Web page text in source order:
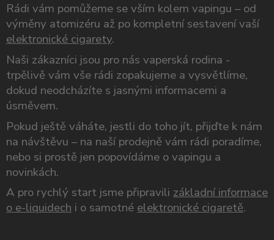
Rádi vám pomůžeme se vším kolem vapingu – od
výměny atomizéru až po kompletní sestavení vaší
elektronické cigarety.
Naši zákazníci jsou pro nás vaperská rodina -
trpělivě vám vše rádi zopakujeme a vysvětlíme,
dokud neodcházíte s jasnými informacemi a
úsměvem.
Pokud ještě váháte, jestli do toho jít, přijďte k nám
na návštěvu – na naší prodejně vám rádi poradíme,
nebo si prostě jen popovídáme o vapingu a
novinkách.
A pro rychlý start jsme připravili základní informace
o e-liquidech i o samotnéelektronické cigaretě.